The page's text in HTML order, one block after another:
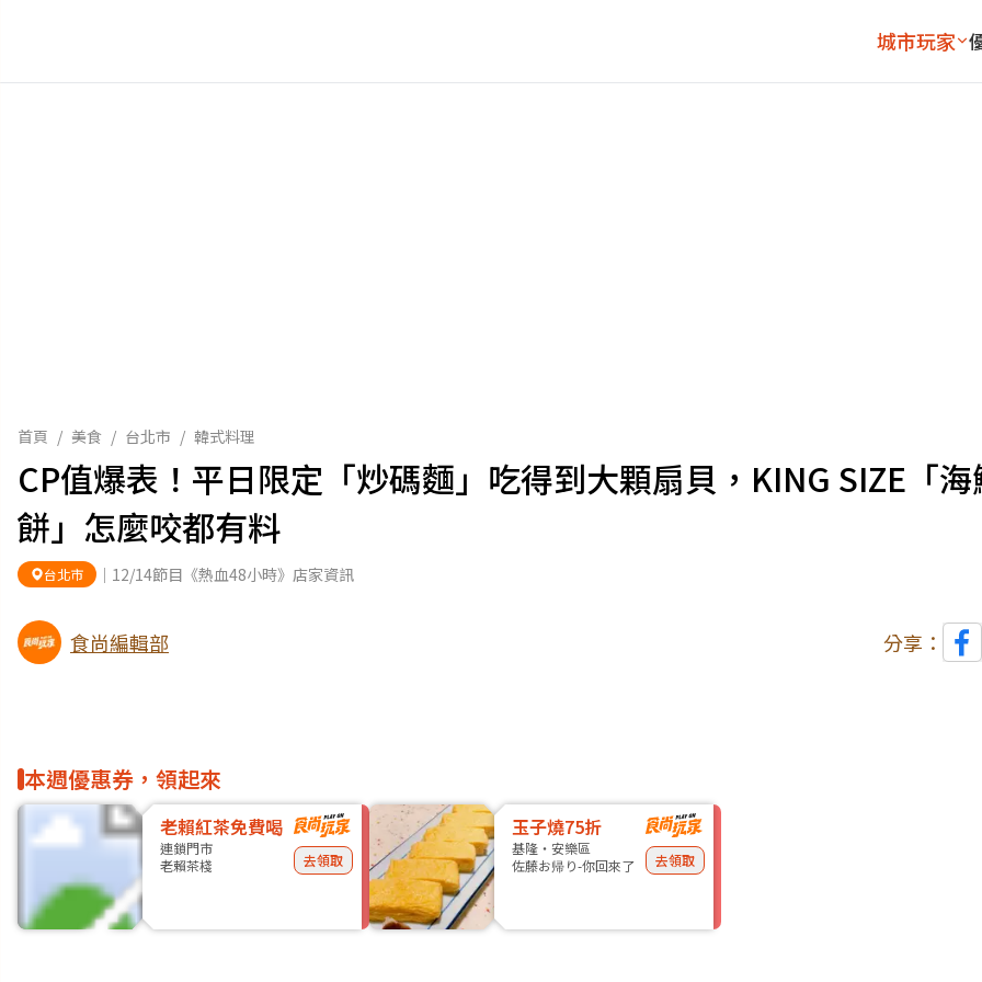
城市玩家
首頁 / 美食 / 台北市 / 韓式料理
CP值爆表！平日限定「炒碼麵」吃得到大顆扇貝，KING SIZE「
餅」怎麼咬都有料
台北市 ｜12/14節目《熱血48小時》店家資訊
食尚編輯部 分享：
本週優惠券，領起來
老賴紅茶免費喝
連鎖門市
老賴茶棧
去領取
玉子燒75折
基隆・安樂區
佐藤お帰り-你回來了
去領取